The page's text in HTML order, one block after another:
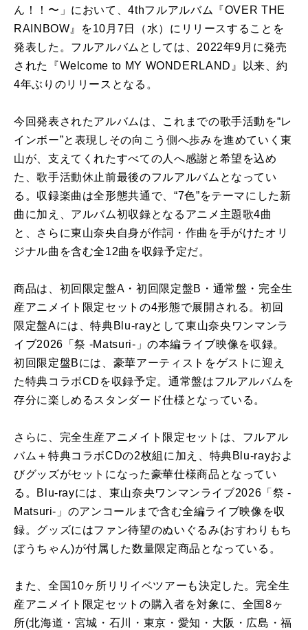
ん！！〜」において、4thフルアルバム『OVER THE
RAINBOW』を10月7日（水）にリリースすることを
発表した。フルアルバムとしては、2022年9月に発売
された『Welcome to MY WONDERLAND』以来、約
4年ぶりのリリースとなる。
今回発表されたアルバムは、これまでの歌手活動を“レ
インボー”と表現しその向こう側へ歩みを進めていく東
山が、支えてくれたすべての人へ感謝と希望を込め
た、歌手活動休止前最後のフルアルバムとなってい
る。収録楽曲は全形態共通で、“7色”をテーマにした新
曲に加え、アルバム初収録となるアニメ主題歌4曲
と、さらに東山奈央自身が作詞・作曲を手がけたオリ
ジナル曲を含む全12曲を収録予定だ。
商品は、初回限定盤A・初回限定盤B・通常盤・完全生
産アニメイト限定セットの4形態で展開される。初回
限定盤Aには、特典Blu-rayとして東山奈央ワンマンラ
イブ2026「祭 -Matsuri-」の本編ライブ映像を収録。
初回限定盤Bには、豪華アーティストをゲストに迎え
た特典コラボCDを収録予定。通常盤はフルアルバムを
存分に楽しめるスタンダード仕様となっている。
さらに、完全生産アニメイト限定セットは、フルアル
バム＋特典コラボCDの2枚組に加え、特典Blu-rayおよ
びグッズがセットになった豪華仕様商品となってい
る。Blu-rayには、東山奈央ワンマンライブ2026「祭 -
Matsuri-」のアンコールまで含む全編ライブ映像を収
録。グッズにはファン待望のぬいぐるみ(おすわりもち
ぼうちゃん)が付属した数量限定商品となっている。
また、全国10ヶ所リリイベツアーも決定した。完全生
産アニメイト限定セットの購入者を対象に、全国8ヶ
所(北海道・宮城・石川・東京・愛知・大阪・広島・福